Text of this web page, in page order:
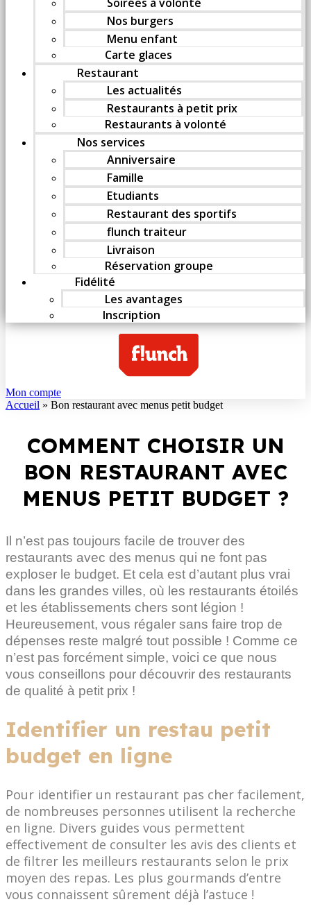
Nos burgers
Menu enfant
Carte glaces
Restaurant
Les actualités
Restaurants à petit prix
Restaurants à volonté
Nos services
Anniversaire
Famille
Etudiants
Restaurant des sportifs
flunch traiteur
Livraison
Réservation groupe
Fidélité
Les avantages
Inscription
Mon compte
Accueil » Bon restaurant avec menus petit budget
COMMENT CHOISIR UN
BON RESTAURANT AVEC
MENUS PETIT BUDGET ?
Il n’est pas toujours facile de trouver des
restaurants avec des menus qui ne font pas
exploser le budget. Et cela est d’autant plus vrai
dans les grandes villes, où les restaurants étoilés
et les établissements chers sont légion !
Heureusement, vous régaler sans faire trop de
dépenses reste malgré tout possible ! Comme ce
n’est pas forcément simple, voici ce que nous
vous conseillons pour découvrir des restaurants
de qualité à petit prix !
Identifier un restau petit
budget en ligne
Pour identifier un restaurant pas cher facilement,
de nombreuses personnes utilisent la recherche
en ligne. Divers guides vous permettent
effectivement de consulter les avis des clients et
de filtrer les meilleurs restaurants selon le prix
moyen des repas. Les plus gourmands d’entre
vous connaissent sûrement déjà l’astuce !